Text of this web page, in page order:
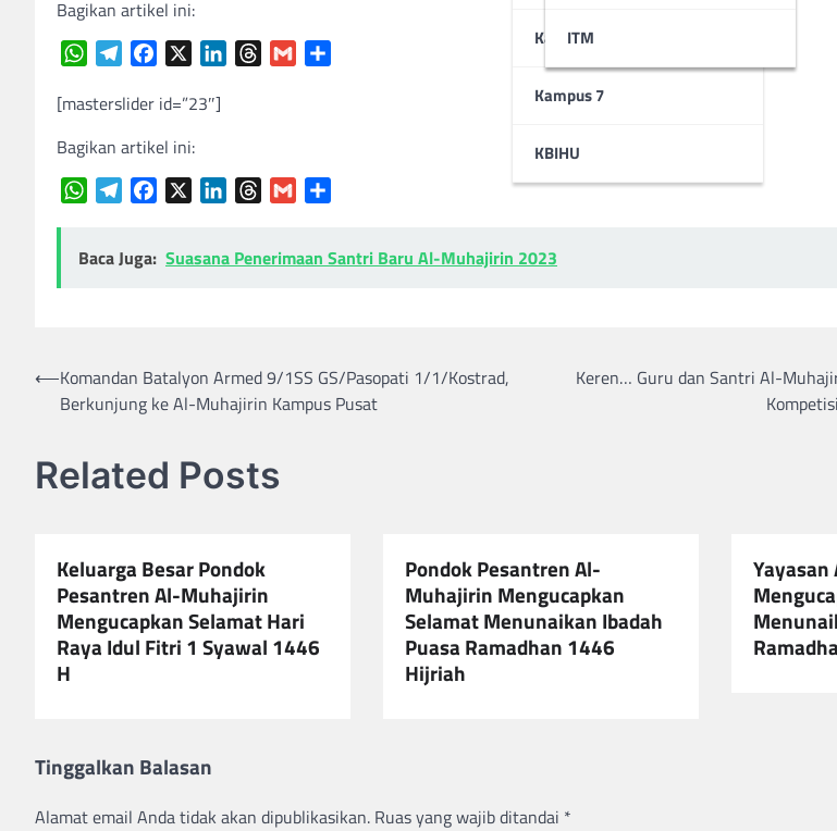
STAI
ITM
Kampus 6
Kampus 7
KBIHU
Bagikan artikel ini:
WhatsAppTelegramFacebook LinkedInThreads
Gmail
[masterslider id=”23″]
Bagikan artikel ini:
WhatsAppTelegramFacebook LinkedInThreads
Gmail
Baca Juga: Suasana Penerimaan Santri Baru Al-Muhajirin 2023
Navigasi
pos
⟵Komandan Batalyon Armed 9/1SS GS/Pasopati 1/1/Kostrad,
Berkunjung ke Al-Muhajirin Kampus Pusat
Keren… Guru dan Santri Al-
Related Posts
Keluarga Besar Pondok
Pesantren Al-Muhajirin
Mengucapkan Selamat Hari
Raya Idul Fitri 1 Syawal 1446
H
Pondok Pesantren Al-
Muhajirin Mengucapkan
Selamat Menunaikan Ibadah
Puasa Ramadhan 1446
Hijriah
Tinggalkan Balasan
Alamat email Anda tidak akan dipublikasikan. Ruas yang wajib ditandai *